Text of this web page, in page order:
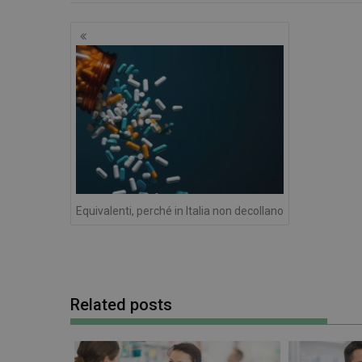
Navigazione
articoli
Equivalenti, perché in Italia non decollano
Related posts
VISITOR_INFO1_LIVE